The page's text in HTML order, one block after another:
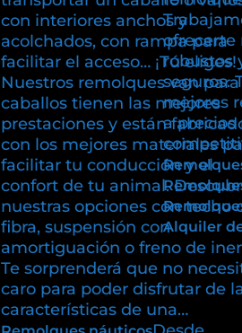
con interiores anchos y
acolchados, con rampa para
facilitar el acceso… ¡Tú eliges!
Nuestros remolques van para
caballos tienen las mejores
prestaciones y están
con los mejores materiales
facilitar tu conducción y el
confort de tu animal.
nuestras opciones con techo
fibra, suspensión con
amortiguación o freno de
Te sorprenderá que no
caro para poder disfrutar de
características de una…
ofrecerte
robustos
seguros.
mejores
a
Alquiler